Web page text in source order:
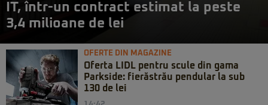
IT, într-un contract estimat la peste
3,4 milioane de lei
OFERTE DIN MAGAZINE
Oferta LIDL pentru scule din gama
Parkside: fierăstrău pendular la sub
130 de lei